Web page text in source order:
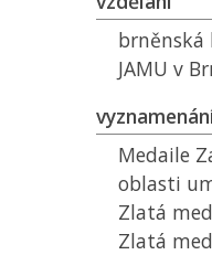
brněnská
JAMU v
Medaile
oblasti
Zlatá
Zlatá